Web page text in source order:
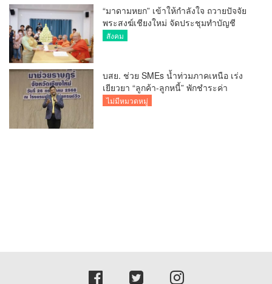
“มาดามหยก” เข้าให้กำลังใจ ถวายปัจจัย
พระสงฆ์เชียงใหม่ จัดประชุมทำบัญชี
รายรับรายจ่ายของวัด กว่า 300 รูป ที่วัด
สังคม
บสย. ช่วย SMEs น้ำท่วมภาคเหนือ เร่ง
เยียวยา “ลูกค้า-ลูกหนี้” พักชำระค่า
ธรรมเนียม-ค่างวด
ไม่มีหมวดหมู่